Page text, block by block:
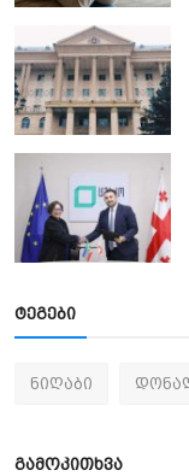
ტეგები
ნიღაბი
გამოკითხვა